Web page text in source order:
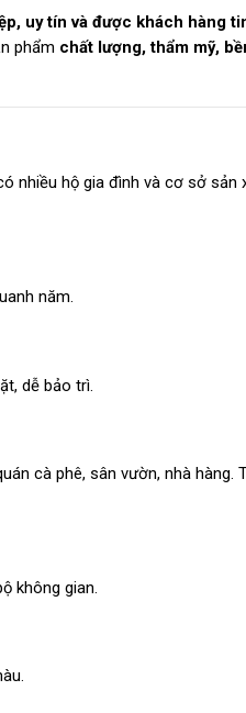
uy tín và được khách hàng
phẩm chất lượng, thẩm mỹ,
nhiều hộ gia đình và cơ sở sản
năm.
dễ bảo trì.
cà phê, sân vườn, nhà hàng.
không gian.